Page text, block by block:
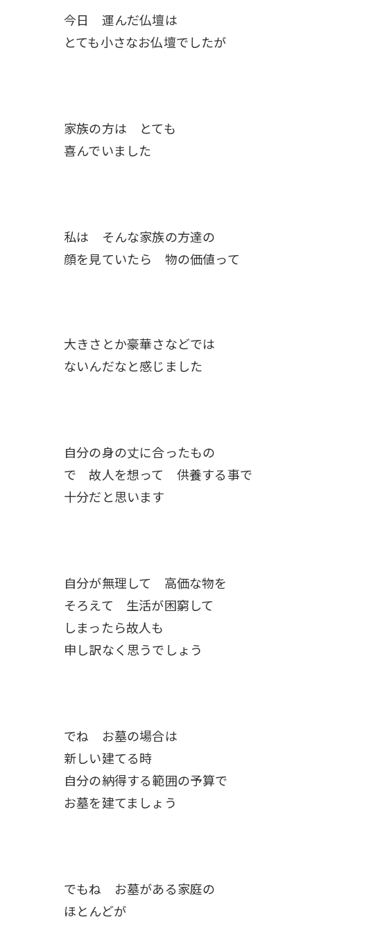
今日 運んだ仏壇は
とても小さなお仏壇でしたが
家族の方は とても
喜んでいました
私は そんな家族の方達の
顔を見ていたら 物の価値って
大きさとか豪華さなどでは
ないんだなと感じました
自分の身の丈に合ったもの
で 故人を想って 供養する事で
十分だと思います
自分が無理して 高価な物を
そろえて 生活が困窮して
しまったら故人も
申し訳なく思うでしょう
でね お墓の場合は
新しい建てる時
自分の納得する範囲の予算で
お墓を建てましょう
でもね お墓がある家庭の
ほとんどが